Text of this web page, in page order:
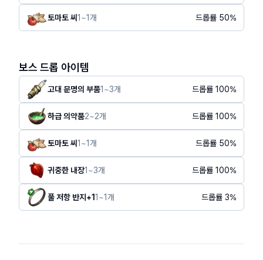
토마토 씨1 ~1개 드롭률 50%
보스 드롭 아이템
고대 문명의 부품1 ~3개 드롭률 100%
하급 의약품2~2개 드롭률 100%
토마토 씨1 ~1개 드롭률 50%
귀중한 내장1 ~3개 드롭률 100%
풀 저항 반지+11 ~1개 드롭률 3%